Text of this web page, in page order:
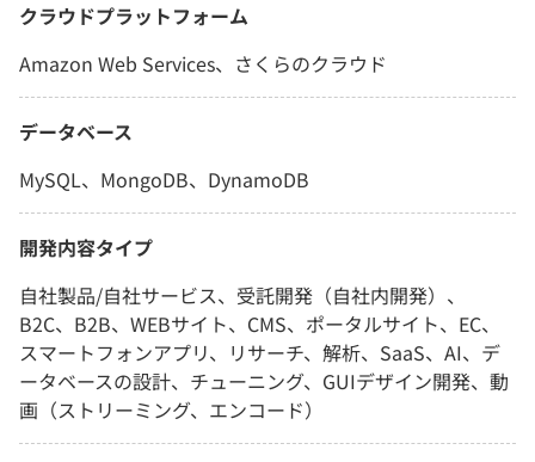
クラウドプラットフォーム
Amazon Web Services、さくらのクラウド
データベース
MySQL、MongoDB、DynamoDB
開発内容タイプ
自社製品/自社サービス、受託開発（自社内開発）、
B2C、B2B、WEBサイト、CMS、ポータルサイト、EC、
スマートフォンアプリ、リサーチ、解析、SaaS、AI、デ
ータベースの設計、チューニング、GUIデザイン開発、動
画（ストリーミング、エンコード）